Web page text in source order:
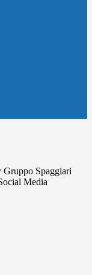
Gruppo Spaggiari
Media